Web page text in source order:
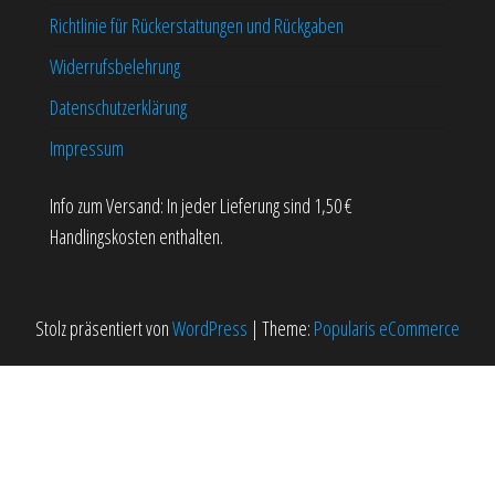
werden
werden
Richtlinie für Rückerstattungen und Rückgaben
Widerrufsbelehrung
Datenschutzerklärung
Impressum
Info zum Versand: In jeder Lieferung sind 1,50 €
Handlingskosten enthalten.
Stolz präsentiert vonWordPress | Theme: Popularis eCommerce